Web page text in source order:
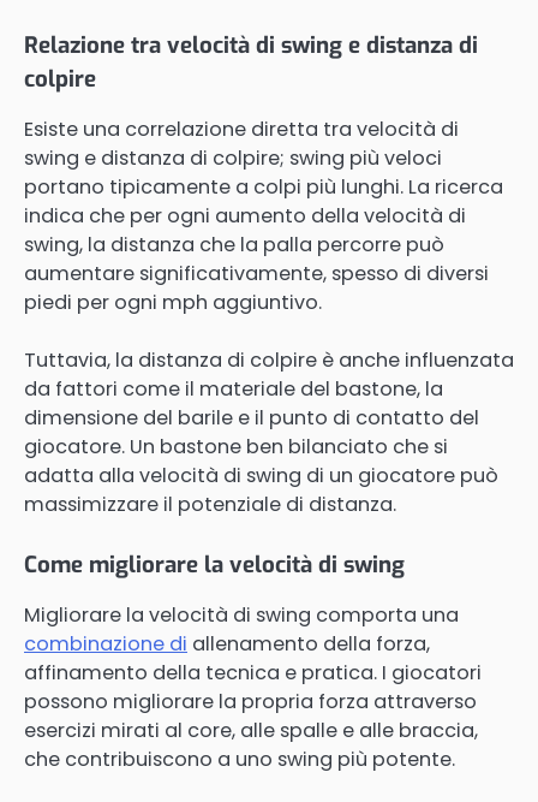
Relazione tra velocità di swing e distanza di
colpire
Esiste una correlazione diretta tra velocità di
swing e distanza di colpire; swing più veloci
portano tipicamente a colpi più lunghi. La ricerca
indica che per ogni aumento della velocità di
swing, la distanza che la palla percorre può
aumentare significativamente, spesso di diversi
piedi per ogni mph aggiuntivo.
Tuttavia, la distanza di colpire è anche influenzata
da fattori come il materiale del bastone, la
dimensione del barile e il punto di contatto del
giocatore. Un bastone ben bilanciato che si
adatta alla velocità di swing di un giocatore può
massimizzare il potenziale di distanza.
Come migliorare la velocità di swing
Migliorare la velocità di swing comporta una
combinazione di allenamento della forza,
affinamento della tecnica e pratica. I giocatori
possono migliorare la propria forza attraverso
esercizi mirati al core, alle spalle e alle braccia,
che contribuiscono a uno swing più potente.